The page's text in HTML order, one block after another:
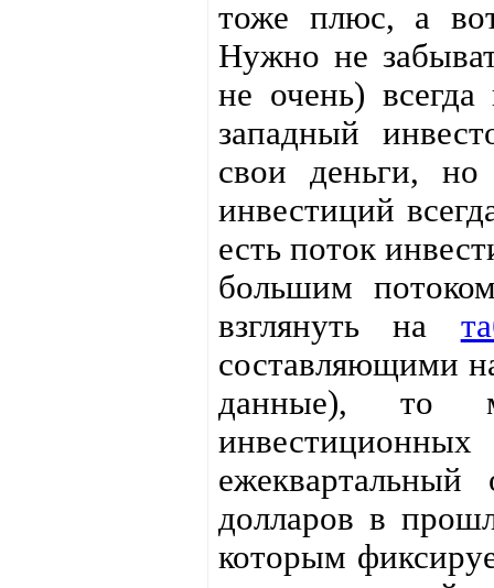
тоже плюс, а
Нужно не
не очень)
западный
свои деньги,
инвестиций
есть поток
большим
взглянуть на
составляющими
данные), то
долларов в
которым